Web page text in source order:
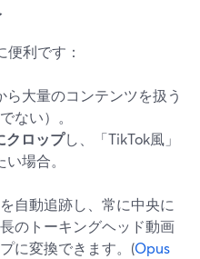
利です：
ら大量のコンテンツを扱う
ない）。
クロップし、「TikTok風」
場合。
自動追跡し、常に中央に
のトーキングヘッド動画
に変換できます。(Opus